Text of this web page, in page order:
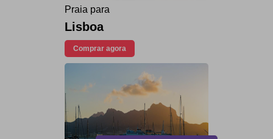
Praia para
Lisboa
Comprar agora